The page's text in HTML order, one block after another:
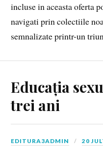
incluse in aceasta oferta
navigati prin colectiile
semnalizate printr-un
Educația
trei ani
EDITURA3ADMIN 20